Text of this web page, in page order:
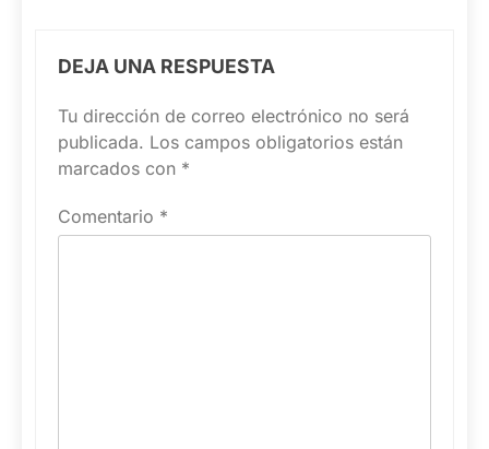
DEJA UNA RESPUESTA
Tu dirección de correo electrónico no será
publicada. Los campos obligatorios están
marcados con *
Comentario *